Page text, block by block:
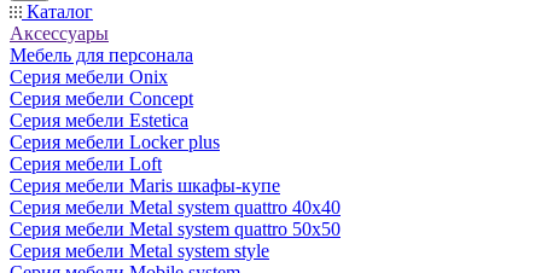
Каталог
Аксессуары
Мебель для персонала
Серия мебели Onix
Серия мебели Concept
Серия мебели Estetica
Серия мебели Locker plus
Серия мебели Loft
Серия мебели Maris шкафы-купе
Серия мебели Metal system quattro 40x40
Серия мебели Metal system quattro 50x50
Серия мебели Metal system style